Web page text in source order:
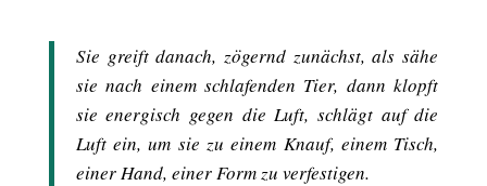
Sie greift danach, zögernd zunächst, als sähe
sie nach einem schlafenden Tier, dann klopft
sie energisch gegen die Luft, schlägt auf die
Luft ein, um sie zu einem Knauf, einem Tisch,
einer Hand, einer Form zu verfestigen.